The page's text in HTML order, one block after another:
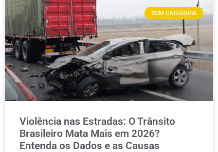
SEM CATEGORIA
Violência nas Estradas: O Trânsito
Brasileiro Mata Mais em 2026?
Entenda os Dados e as Causas